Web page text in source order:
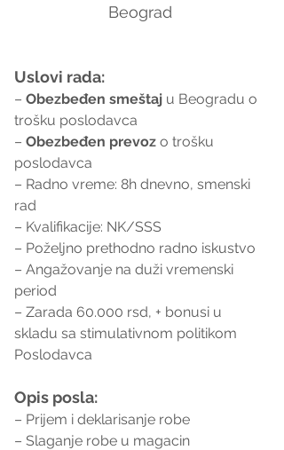
Beograd
Uslovi rada:
– Obezbeđen smeštaj u Beogradu o
trošku poslodavca
– Obezbeđen prevoz o trošku
poslodavca
– Radno vreme: 8h dnevno, smenski
rad
– Kvalifikacije: NK/SSS
– Poželjno prethodno radno iskustvo
– Angažovanje na duži vremenski
period
– Zarada 60.000 rsd, + bonusi u
skladu sa stimulativnom politikom
Poslodavca
Opis posla:
– Prijem i deklarisanje robe
– Slaganje robe u magacin